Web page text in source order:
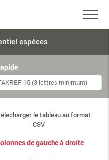
espèces
le tableau au format
CSV
de gauche à droite